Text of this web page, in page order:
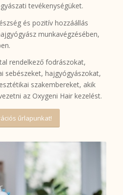
tevékenységüket.
és pozitív hozzáállás
munkavégzésében,
rendelkező fodrászokat,
sebészeket, hajgyógyászokat,
szakembereket, akik
az Oxygeni Hair kezelést.
űrlapunkat!